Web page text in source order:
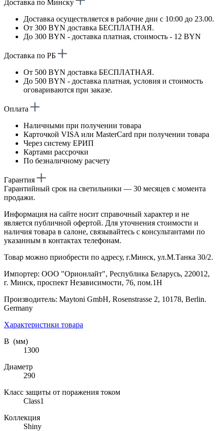
Доставка по Минску
Доставка осуществляется в рабочие дни с 10:00 до 23.00.
От 300 BYN доставка БЕСПЛАТНАЯ.
До 300 BYN - доставка платная, стоимость - 12 BYN
Доставка по РБ
От 500 BYN доставка БЕСПЛАТНАЯ.
До 500 BYN - доставка платная, условия и стоимость
оговариваются при заказе.
Оплата
Наличными при получении товара
Карточкой VISA или MasterCard при получении товара
Через систему ЕРИП
Картами рассрочки
По безналичному расчету
Гарантия
Гарантийный срок на светильники — 30 месяцев с момента
продажи.
Информация на сайте носит справочный характер и не
является публичной офертой. Для уточнения стоимости и
наличия товара в салоне, связывайтесь с консультантами по
указанным в контактах телефонам.
Товар можно приобрести по адресу, г.Минск, ул.М.Танка 30/2.
Импортер: ООО "Орионлайт", Республика Беларусь, 220012,
г. Минск, проспект Независимости, 76, пом.1Н
Производитель: Maytoni GmbH, Rosenstrasse 2, 10178, Berlin.
Germany
Характеристики товара
В (мм)
1300
Диаметр
290
Класс защиты от поражения током
Class1
Коллекция
Shiny